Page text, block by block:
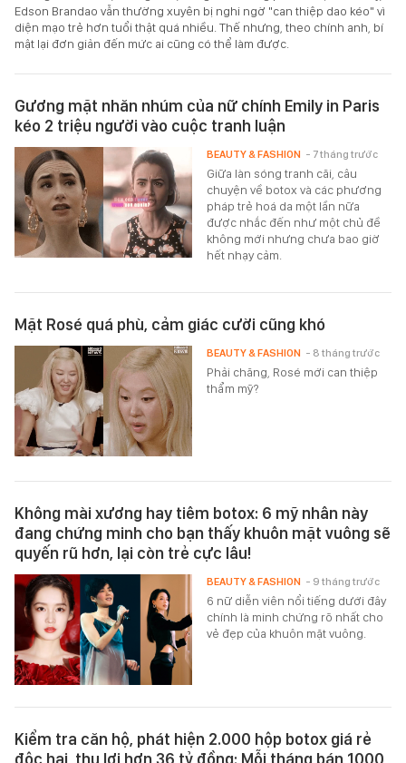
Edson Brandao vẫn thường xuyên bị nghi ngờ "can thiệp dao kéo" vì
diện mạo trẻ hơn tuổi thật quá nhiều. Thế nhưng, theo chính anh, bí
mật lại đơn giản đến mức ai cũng có thể làm được.
Gương mặt nhăn nhúm của nữ chính Emily in Paris
kéo 2 triệu người vào cuộc tranh luận
Giữa làn sóng tranh cãi, câu
chuyện về botox và các phương
pháp trẻ hoá da một lần nữa
được nhắc đến như một chủ đề
không mới nhưng chưa bao giờ
hết nhạy cảm.
BEAUTY & FASHION - 7 tháng trước
Mặt Rosé quá phù, cảm giác cười cũng khó
Phải chăng, Rosé mới can thiệp
thẩm mỹ?
BEAUTY & FASHION - 8 tháng trước
Không mài xương hay tiêm botox: 6 mỹ nhân này
đang chứng minh cho bạn thấy khuôn mặt vuông sẽ
quyến rũ hơn, lại còn trẻ cực lâu!
6 nữ diễn viên nổi tiếng dưới đây
chính là minh chứng rõ nhất cho
vẻ đẹp của khuôn mặt vuông.
BEAUTY & FASHION - 9 tháng trước
Kiểm tra căn hộ, phát hiện 2.000 hộp botox giá rẻ
độc hại, thu lợi hơn 36 tỷ đồng: Mỗi tháng bán 1000